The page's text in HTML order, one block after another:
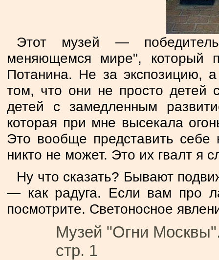
Этот музей —
меняющемся мире", который
Потанина. Не за экспозицию,
том, что они не просто детей
детей с замедленным
которая при мне высекала
Это вообще представить
никто не может. Это их гвалт я
Ну что сказать? Бывают
— как радуга. Если вам про
посмотрите. Светоносное
Музей "Огни
стр. 1